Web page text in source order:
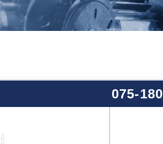
075-180